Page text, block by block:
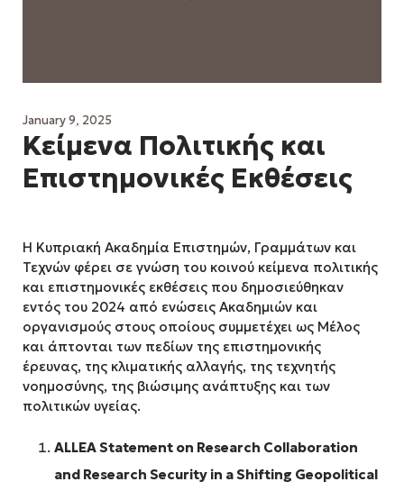
January 9, 2025
Κείμενα Πολιτικής και
Επιστημονικές Εκθέσεις
Η Κυπριακή Ακαδημία Επιστημών, Γραμμάτων και
Τεχνών φέρει σε γνώση του κοινού κείμενα πολιτικής
και επιστημονικές εκθέσεις που δημοσιεύθηκαν
εντός του 2024 από ενώσεις Ακαδημιών και
οργανισμούς στους οποίους συμμετέχει ως Μέλος
και άπτονται των πεδίων της επιστημονικής
έρευνας, της κλιματικής αλλαγής, της τεχνητής
νοημοσύνης, της βιώσιμης ανάπτυξης και των
πολιτικών υγείας.
ALLEAStatement on Research Collaboration
and Research Security in aShifting Geopolitical